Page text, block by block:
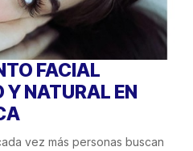
FACIAL
NATURAL EN
vez más personas buscan